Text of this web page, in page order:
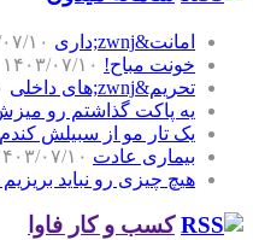
امانت&zwnj;داری
خونت مباح! ۱۴۰۳/۰۷/۱۰
تحریم&zwnj;های داخلی
یه پاکت گذاشتم رو
یک تار مو از سبیلش کندم
بیماری عادت ۱۴۰۳/۰۷/
هیچ چیزی رو نباید
کسب و کار فاوا